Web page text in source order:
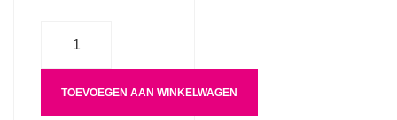
TOEVOEGEN AAN WINKELWAGEN